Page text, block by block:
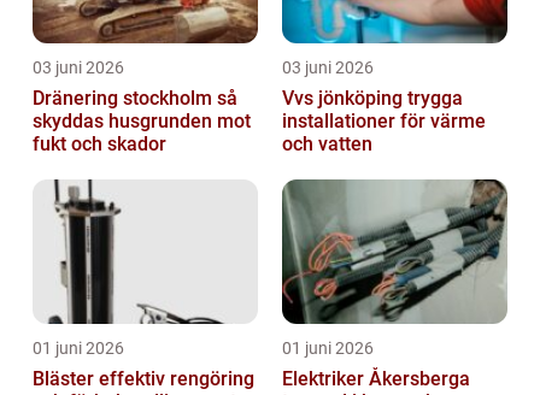
03 juni 2026
Dränering stockholm så
skyddas husgrunden mot
fukt och skador
03 juni 2026
Vvs jönköping trygga
installationer för värme
och vatten
01 juni 2026
Bläster effektiv rengöring
01 juni 2026
Elektriker Åkersberga